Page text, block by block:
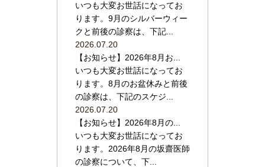
いつも大変お世話になってお
ります。9月のシルバーウィー
クと前後の診察は、下記...
2026.07.20
【お知らせ】2026年8月お...
いつも大変お世話になってお
ります。8月のお盆休みと前後
の診察は、下記のスケジ...
2026.07.20
【お知らせ】2026年8月の...
いつも大変お世話になってお
ります。2026年8月の坂齋医師
の診察について、下...